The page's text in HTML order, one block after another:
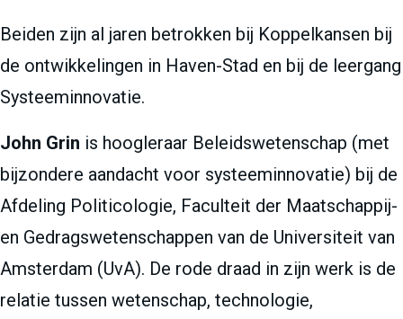
Beiden zijn al jaren betrokken bij Koppelkansen bij
de ontwikkelingen in Haven-Stad en bij de leergang
Systeeminnovatie.
John Grin is hoogleraar Beleidswetenschap (met
bijzondere aandacht voor systeeminnovatie) bij de
Afdeling Politicologie, Faculteit der Maatschappij-
en Gedragswetenschappen van de Universiteit van
Amsterdam (UvA). De rode draad in zijn werk is de
relatie tussen wetenschap, technologie,